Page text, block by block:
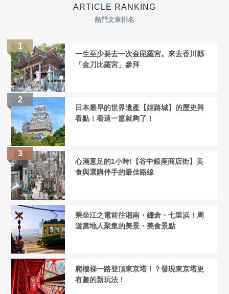
ARTICLE RANKING
熱門文章排名
一生至少要去一次金毘羅宮。來去香川縣
「金刀比羅宮」參拜
日本最早的世界遺產【姬路城】的歷史與
看點！看這一篇就夠了！
心滿意足的1小時!【谷中銀座商店街】美
食與選購伴手的最佳路線
乘坐江之電前往湘南・鐮倉・七里浜！周
遊當地人聚集的美景・美食景點
爬樓梯一路登頂東京塔！？發現東京塔更
有趣的新玩法！